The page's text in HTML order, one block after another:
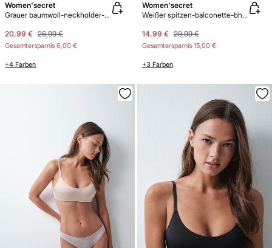
Women'secret
Grauer baumwoll-neckholder-bh FANTASTIC
20,99 € 26,99 €
Gesamtersparnis 6,00 €
+4 Farben
Women'secret
Weißer spitzen-balconette-bh mit füllung BEAUTIFUL
14,99 € 29,99 €
Gesamtersparnis 15,00 €
+3 Farben